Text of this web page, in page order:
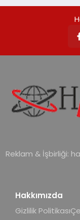
Reklam & İşbirliği:
Hakkımızda
Gizlilik Politikası